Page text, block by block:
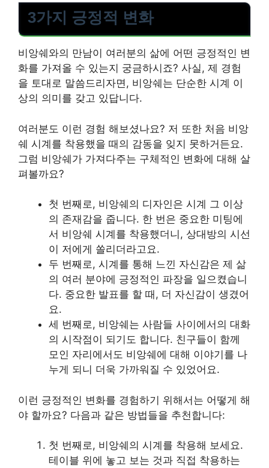
3가지 긍정적 변화
비앙쉐와의 만남이 여러분의 삶에 어떤 긍정적인 변
화를 가져올 수 있는지 궁금하시죠? 사실, 제 경험
을 토대로 말씀드리자면, 비앙쉐는 단순한 시계 이
상의 의미를 갖고 있답니다.
여러분도 이런 경험 해보셨나요? 저 또한 처음 비앙
쉐 시계를 착용했을 때의 감동을 잊지 못하거든요.
그럼 비앙쉐가 가져다주는 구체적인 변화에 대해 살
펴볼까요?
첫 번째로, 비앙쉐의 디자인은 시계 그 이상
의 존재감을 줍니다. 한 번은 중요한 미팅에
서 비앙쉐 시계를 착용했더니, 상대방의 시선
이 저에게 쏠리더라고요.
두 번째로, 시계를 통해 느낀 자신감은 제 삶
의 여러 분야에 긍정적인 파장을 일으켰습니
다. 중요한 발표를 할 때, 더 자신감이 생겼어
요.
세 번째로, 비앙쉐는 사람들 사이에서의 대화
의 시작점이 되기도 합니다. 친구들이 함께
모인 자리에서도 비앙쉐에 대해 이야기를 나
누게 되니 더욱 가까워질 수 있었어요.
이런 긍정적인 변화를 경험하기 위해서는 어떻게 해
야 할까요? 다음과 같은 방법들을 추천합니다:
첫 번째로, 비앙쉐의 시계를 착용해 보세요.
테이블 위에 놓고 보는 것과 직접 착용하는